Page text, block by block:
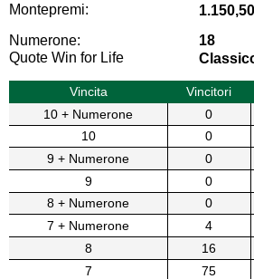
Montepremi:
Numerone:
18
Quote Win for Life
Vincita Vincitori
10 + Numerone
0
10
0
9 + Numerone
0
9
0
8 + Numerone
0
7 + Numerone
4
8
16
7
75